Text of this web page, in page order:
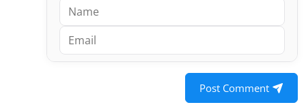
Post Comment